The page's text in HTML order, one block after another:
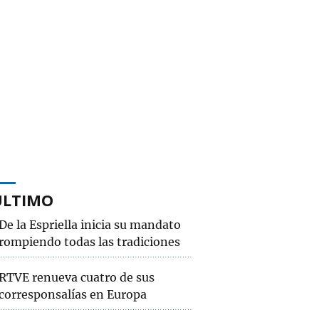
la Espriella inicia su mandato
todas las tradiciones
renueva cuatro de sus
en Europa